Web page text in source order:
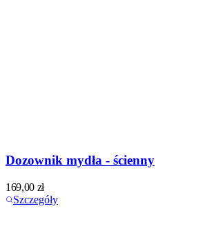
Dozownik mydła - ścienny
169,00 zł
Szczegóły